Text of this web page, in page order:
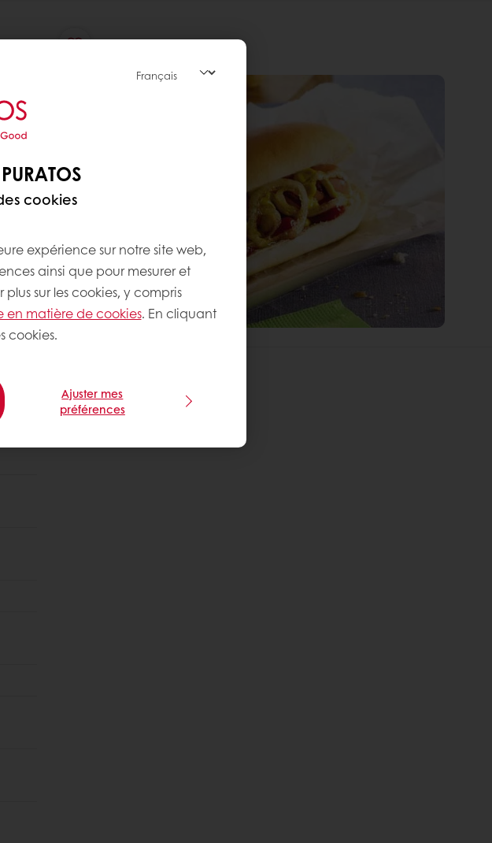
cookies
expérience sur notre site web,
ainsi que pour mesurer et
sur les cookies, y compris
en matière de cookies. En cliquant
cookies.
Ajuster mes
préférences